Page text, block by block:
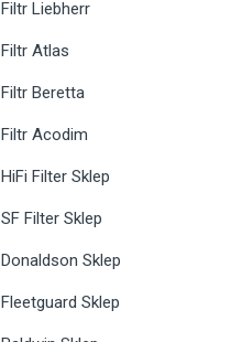
Filtr Liebherr
Filtr Atlas
Filtr Beretta
Filtr Acodim
HiFi Filter Sklep
SF Filter Sklep
Donaldson Sklep
Fleetguard Sklep